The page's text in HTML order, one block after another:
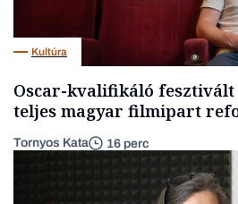
Kultúra
Oscar-kvalifikáló fesztivált
teljes magyar filmipart
Tornyos Kata 16 perc